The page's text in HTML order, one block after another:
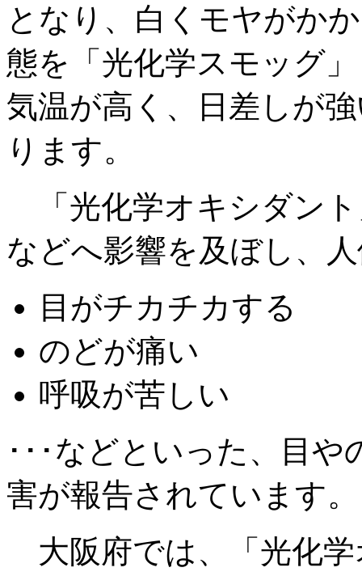
となり、白くモヤがか
態を「光化学スモッグ
気温が高く、日差しが
ります。
「光化学オキシダン
などへ影響を及ぼし、
目がチカチカする
のどが痛い
呼吸が苦しい
･･･などといった、目
害が報告されています。
大阪府では、「光化